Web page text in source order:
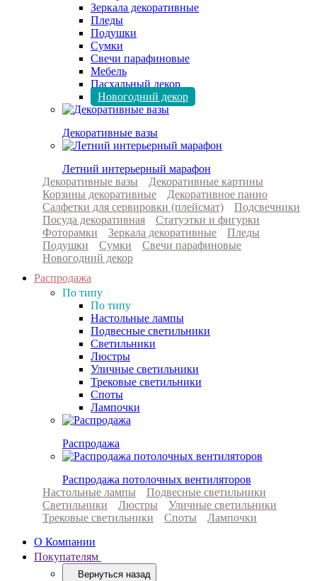
Зеркала декоративные
Пледы
Подушки
Сумки
Свечи парафиновые
Мебель
Пасхальный декор
Новогодний декор
Декоративные вазы
Летний интерьерный марафон
Декоративные вазы
Декоративные картины
Корзины декоративные
Декоративное панно
Салфетки для сервировки (плейсмат)
Подсвечники
Посуда декоративная
Статуэтки и фигурки
Фоторамки
Зеркала декоративные
Пледы
Подушки
Сумки
Свечи парафиновые
Новогодний декор
Распродажа
По типу
По типу
Настольные лампы
Подвесные светильники
Светильники
Люстры
Уличные светильники
Трековые светильники
Споты
Лампочки
Распродажа
Распродажа потолочных вентиляторов
Настольные лампы
Подвесные светильники
Светильники
Люстры
Уличные светильники
Трековые светильники
Споты
Лампочки
О Компании
Покупателям
Вернуться назад